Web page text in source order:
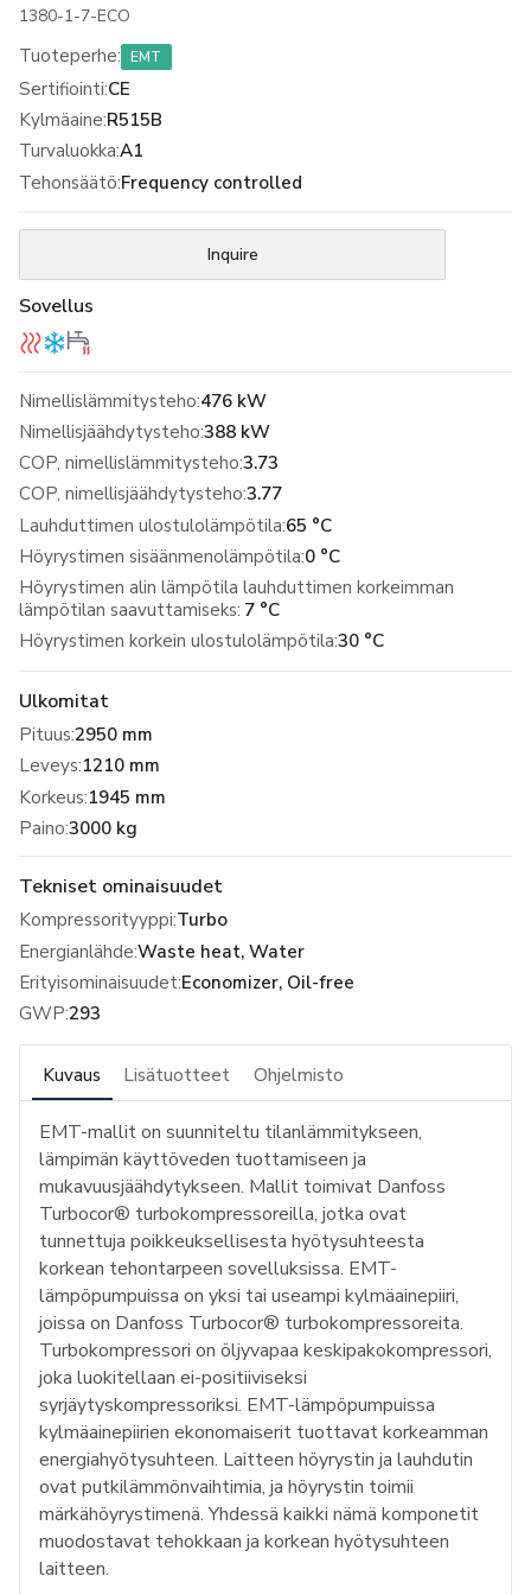
1380-1-7-ECO
Tuoteperhe: EMT
Sertifiointi:CE
Kylmäaine:R515B
Turvaluokka:A1
Tehonsäätö:Frequency controlled
Inquire
Sovellus
Nimellislämmitysteho:476 kW
Nimellisjäähdytysteho:388 kW
COP, nimellislämmitysteho:3.73
COP, nimellisjäähdytysteho:3.77
Lauhduttimen ulostulolämpötila:65 °C
Höyrystimen sisäänmenolämpötila:0 °C
Höyrystimen alin lämpötila lauhduttimen korkeimman
lämpötilan saavuttamiseks: 7 °C
Höyrystimen korkein ulostulolämpötila:30 °C
Ulkomitat
Pituus:2950 mm
Leveys:1210 mm
Korkeus:1945 mm
Paino:3000 kg
Tekniset ominaisuudet
Kompressorityyppi:Turbo
Energianlähde:Waste heat, Water
Erityisominaisuudet:Economizer, Oil-free
GWP:293
Kuvaus Lisätuotteet Ohjelmisto
EMT-mallit on suunniteltu tilanlämmitykseen,
lämpimän käyttöveden tuottamiseen ja
mukavuusjäähdytykseen. Mallit toimivat Danfoss
Turbocor® turbokompressoreilla, jotka ovat
tunnettuja poikkeuksellisesta hyötysuhteesta
korkean tehontarpeen sovelluksissa. EMT-
lämpöpumpuissa on yksi tai useampi kylmäainepiiri,
joissa on Danfoss Turbocor® turbokompressoreita.
Turbokompressori on öljyvapaa keskipakokompressori,
joka luokitellaan ei-positiiviseksi
syrjäytyskompressoriksi. EMT-lämpöpumpuissa
kylmäainepiirien ekonomaiserit tuottavat korkeamman
energiahyötysuhteen. Laitteen höyrystin ja lauhdutin
ovat putkilämmönvaihtimia, ja höyrystin toimii
märkähöyrystimenä. Yhdessä kaikki nämä komponetit
muodostavat tehokkaan ja korkean hyötysuhteen
laitteen.